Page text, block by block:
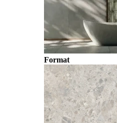
Format